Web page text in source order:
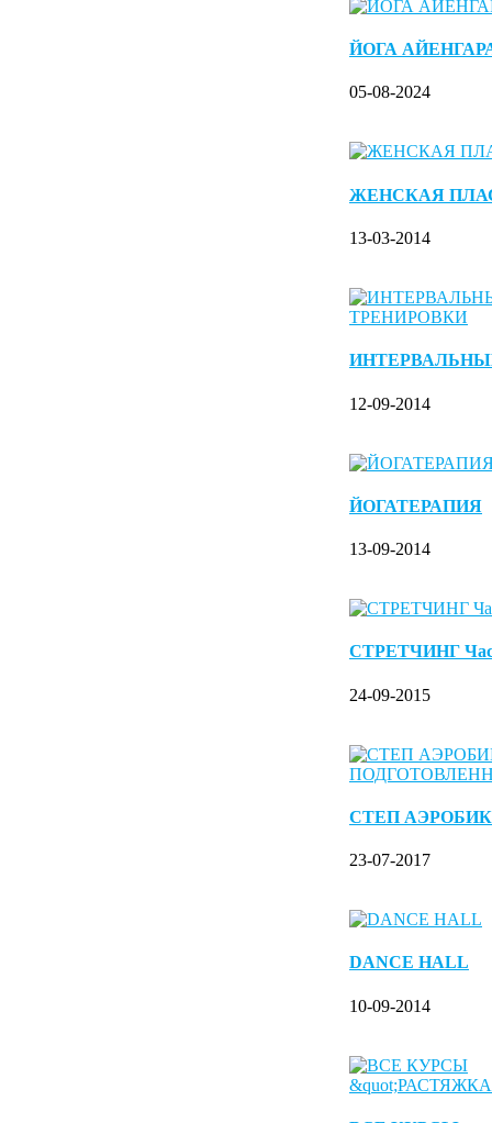
ЙОГА
05-08-2024
ЖЕНСКАЯ
13-03-2014
12-09-2014
ЙОГАТЕРАПИЯ
13-09-2014
СТРЕТЧИНГ
24-09-2015
СТЕП
23-07-2017
DANCE HALL
10-09-2014